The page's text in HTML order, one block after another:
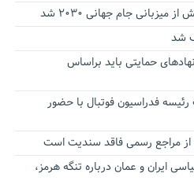
جام جهانی ۲۰۳۰ شد
شد
حمایتی باید براساس
فدراسیون فوتبال با حضور
از مراجع رسمی فاقد سندیت است
ایران و عمان درباره تنگه هرمز،